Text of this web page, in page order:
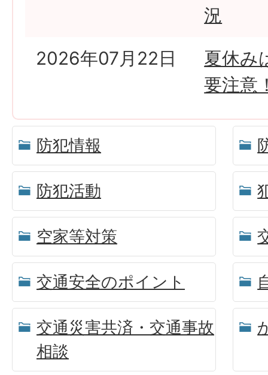
況
2026年07月22日
夏休み
要注意
防犯情報
防犯活動
空家等対策
交通安全のポイント
交通災害共済・交通事故
相談